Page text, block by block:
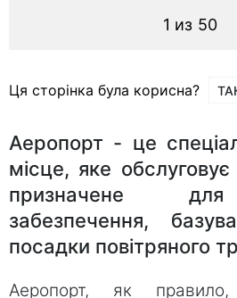
1 из 50
Ця сторінка була корисна?
Аеропорт - це
місце, яке обслуговує
призначене для
забезпечення,
посадки повітряного
Аеропорт, як